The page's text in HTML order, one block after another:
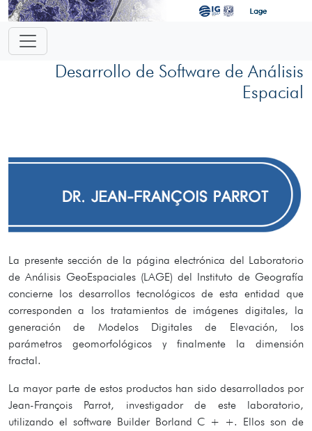
Desarrollo de Software de Análisis
Espacial
La presente sección de la página electrónica del Laboratorio
de Análisis GeoEspaciales (LAGE) del Instituto de Geografía
concierne los desarrollos tecnológicos de esta entidad que
corresponden a los tratamientos de imágenes digitales, la
generación de Modelos Digitales de Elevación, los
parámetros geomorfológicos y finalmente la dimensión
fractal.
La mayor parte de estos productos han sido desarrollados por
Jean-François Parrot, investigador de este laboratorio,
utilizando el software Builder Borland C + +. Ellos son de